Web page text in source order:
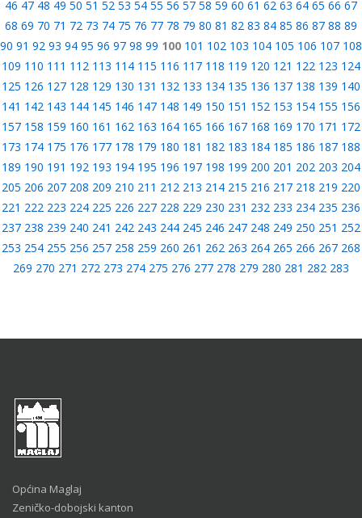
46 47 48 49 50 51 52 53 54 55 56 57 58 59 60 61 62 63 64 65 66 67
68 69 70 71 72 73 74 75 76 77 78 79 80 81 82 83 84 85 86 87 88 89
90 91 92 93 94 95 96 97 98 99 100 101 102 103 104 105 106 107 108
109 110 111 112 113 114 115 116 117 118 119 120 121 122 123 124
125 126 127 128 129 130 131 132 133 134 135 136 137 138 139 140
141 142 143 144 145 146 147 148 149 150 151 152 153 154 155 156
157 158 159 160 161 162 163 164 165 166 167 168 169 170 171 172
173 174 175 176 177 178 179 180 181 182 183 184 185 186 187 188
189 190 191 192 193 194 195 196 197 198 199 200 201 202 203 204
205 206 207 208 209 210 211 212 213 214 215 216 217 218 219 220
221 222 223 224 225 226 227 228 229 230 231 232 233 234 235 236
237 238 239 240 241 242 243 244 245 246 247 248 249 250 251 252
253 254 255 256 257 258 259 260 261 262 263 264 265 266 267 268
269 270 271 272 273 274 275 276 277 278 279 280 281 282 283
Općina Maglaj
Zeničko-dobojski kanton